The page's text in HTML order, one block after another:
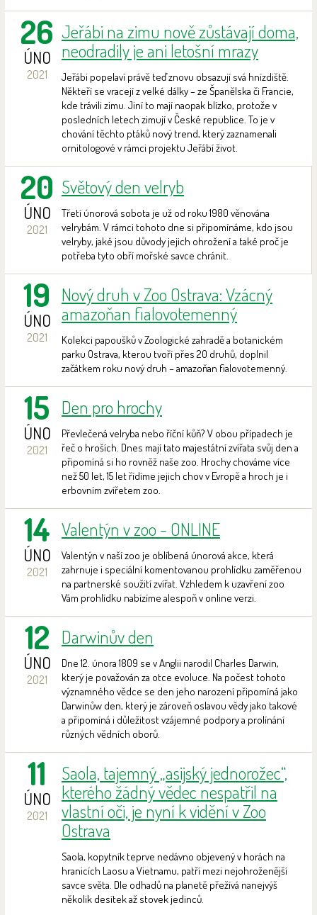
26
ÚNO
2021
Jeřábi na zimu nově zůstávají doma,
neodradily je ani letošní mrazy
Jeřábi popelaví právě teď znovu obsazují svá hnízdiště.
Někteří se vracejí z velké dálky – ze Španělska či Francie,
kde trávili zimu. Jiní to mají naopak blízko, protože v
posledních letech zimují v České republice. To je v
chování těchto ptáků nový trend, který zaznamenali
ornitologové v rámci projektu Jeřábí život.
20
ÚNO
2021
Světový den velryb
Třetí únorová sobota je už od roku 1980 věnována
velrybám. V rámci tohoto dne si připomínáme, kdo jsou
velryby, jaké jsou důvody jejich ohrožení a také proč je
potřeba tyto obří mořské savce chránit.
19
ÚNO
2021
Nový druh v Zoo Ostrava: Vzácný
amazoňan fialovotemenný
Kolekci papoušků v Zoologické zahradě a botanickém
parku Ostrava, kterou tvoří přes 20 druhů, doplnil
začátkem roku nový druh – amazoňan fialovotemenný.
15
ÚNO
2021
Den pro hrochy
Převlečená velryba nebo říční kůň? V obou případech je
řeč o hroších. Dnes mají tato majestátní zvířata svůj den a
připomíná si ho rovněž naše zoo. Hrochy chováme více
než 50 let, 15 let řídíme jejich chov v Evropě a hroch je i
erbovním zvířetem zoo.
14
ÚNO
2021
Valentýn v zoo - ONLINE
Valentýn v naší zoo je oblíbená únorová akce, která
zahrnuje i speciální komentovanou prohlídku zaměřenou
na partnerské soužití zvířat. Vzhledem k uzavření zoo
Vám prohlídku nabízíme alespoň v online verzi.
12
ÚNO
2021
Darwinův den
Dne 12. února 1809 se v Anglii narodil Charles Darwin,
který je považován za otce evoluce. Na počest tohoto
významného vědce se den jeho narození připomíná jako
Darwinůw den, který je zároveň oslavou vědy jako takové
a připomíná i důležitost vzájemné podpory a prolínání
různých vědních oborů.
11
ÚNO
2021
Saola, tajemný „asijský jednorožec“,
kterého žádný vědec nespatřil na
vlastní oči, je nyní k vidění v Zoo
Ostrava
Saola, kopytník teprve nedávno objevený v horách na
hranicích Laosu a Vietnamu, patří mezi nejohroženější
savce světa. Dle odhadů na planetě přežívá nanejvýš
několik desítek až stovek jedinců.